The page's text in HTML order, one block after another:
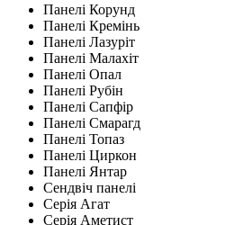
Панелі Корунд
Панелі Кремінь
Панелі Лазуріт
Панелі Малахіт
Панелі Опал
Панелі Рубін
Панелі Сапфір
Панелі Смарагд
Панелі Топаз
Панелі Циркон
Панелі Янтар
Сендвіч панелі
Серія Агат
Серія Аметист